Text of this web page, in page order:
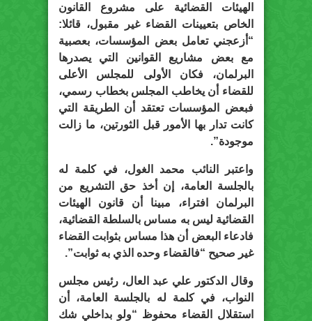
الهيئات القضائية على مشروع القانون
الخاص بتعيينات القضاء غير مقبول، قائلا:
“أزعجني تعامل بعض المؤسسات، بعصبية
مع بعض مشاريع القوانين التي يصدرها
البرلمان، فكان الأولى للمجلس الأعلى
للقضاء أن يخاطب المجلس بخطاب رسمي،
فبعض المؤسسات تعتقد أن الطريقة التي
كانت تدار بها الأمور قبل الثورتين، ما زالت
موجودة”.
واعتبر النائب محمد الغول، في كلمة له
بالجلسة العامة، إن أخذ حق التشريع من
البرلمان افتراء، مبينا أن قانون الهيئات
القضائية ليس به مساس بالسلطة القضائية،
فادعاء البعض أن هذا مساس بثوابت القضاء
غير صحيح “فالقضاء وحده الذي به ثوابت”.
وقال الدكتور علي عبد العال، رئيس مجلس
النواب، في كلمة له بالجلسة العامة، أن
استقلال القضاء محفوظ “ولو بداخلي شك